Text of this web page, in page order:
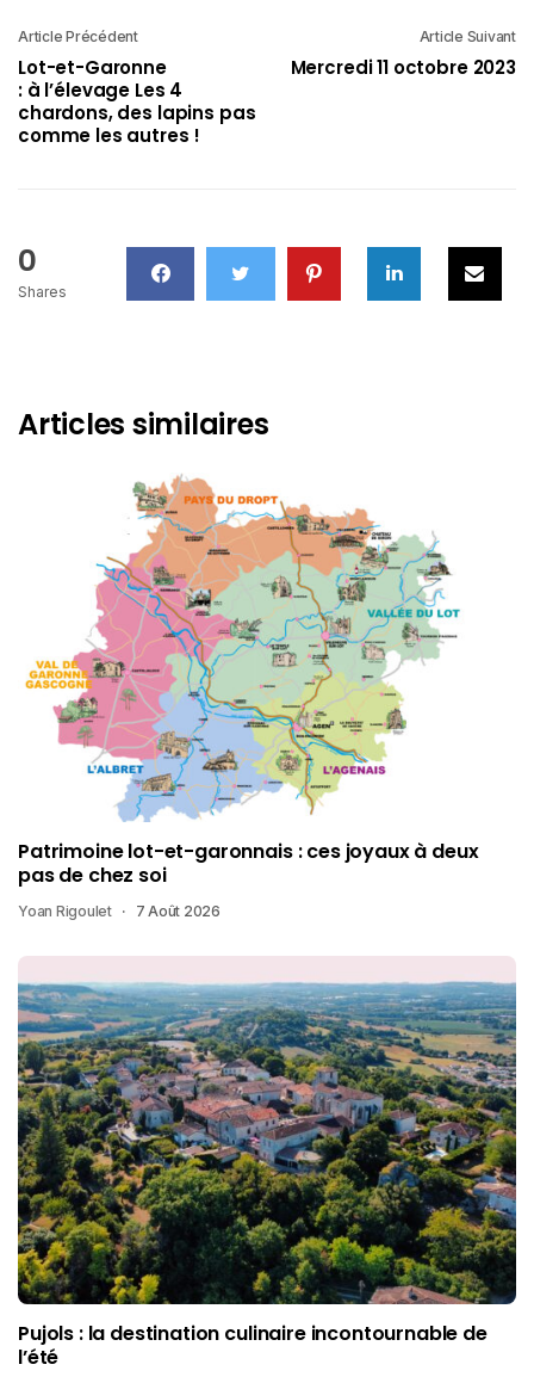
Article Précédent
Lot-et-Garonne
: à l’élevage Les 4
chardons, des lapins pas
comme les autres !
Article Suivant
Mercredi 11 octobre 2023
0
Shares
Articles similaires
Patrimoine lot-et-garonnais : ces joyaux à deux
pas de chez soi
Yoan Rigoulet 7 Août 2026
Pujols : la destination culinaire incontournable de
l’été